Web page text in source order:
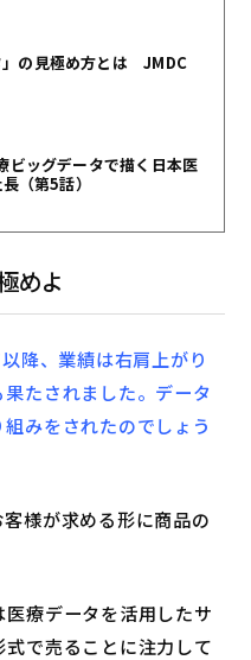
」の見極め方とは JMDC
ビッグデータで描く日本医
（第5話）
めよ
降、業績は右肩上がり
たされました。データ
みをされたのでしょう
様が求める形に商品の
療データを活用したサ
で売ることに注力して